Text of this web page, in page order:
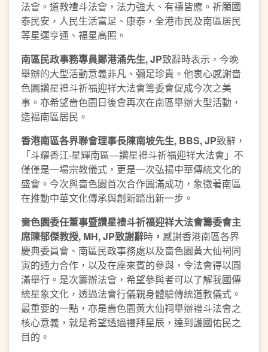
法會。道教禮斗法會，法力強大、有禱皆應。祈願國
泰民安，人民生活富足、康泰，全港市民及南區居民
等星運亨通、福星高照。
南區民政事務專員鄭港涌先生, JP致辭時表示，今晚
舉辦的大型活動意義非凡、彌足珍貴。他衷心感謝嗇
色園讚星禮斗祈福迎祥大法會籌委會促成今次之美
事。亦希望嗇色園日後會再次在南區舉辦大型活動，
造福南區居民。
香港南區各界聯會理事長陳南坡先生, BBS, JP致辭，
「斗耀香江‧星輝南區—讚星禮斗祈福迎祥大法會」不
僅僅是一場宗教儀式，更是一次弘揚中華傳統文化的
盛會。今次與嗇色園首次合作圓滿成功，象徵著南區
在推動中華文化傳承與創新踏出新一步。
嗇色園委任董事暨讚星禮斗祈福迎祥大法會籌委會主
席陳郁傑教授, MH, JP致謝辭時 ， 感謝香港南區各界
慶典委員會、南區民政事務處以及嗇色園黃大仙祠同
寅的通力合作，以及在座來賓的參與，令法會得以圓
滿舉行。是次籌辦法會，希望參與者可以了解我國傳
統星象文化，透過法會行儀親身體驗傳統道教儀式。
最重要的一點，亦是嗇色園黃大仙祠舉辦禮斗法會之
核心意義，就是希望透過禮拜星辰，達到護國佑民之
目的。